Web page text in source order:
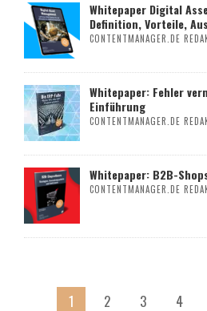
Whitepaper Digital
Definition, Vorteile,
CONTENTMANAGER.DE
Whitepaper: Fehler
Einführung
CONTENTMANAGER.DE
Whitepaper: B2B-
CONTENTMANAGER.DE
1 2 3 4